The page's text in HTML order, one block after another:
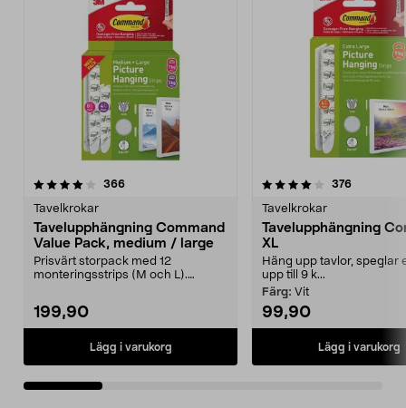
366recensioner
Tavelkrokar
Tavelupphängning Command
Value Pack, medium / large
Prisvärt storpack med 12
monteringsstrips (M och L).
199,90
Lägg i varukorg
4.0 av 5 stjärnor 376
Tavelkrokar
Tavelupphängning
XL
Häng upp tavlor, speglar
upp till 9 k...
Färg: Vit
99,90
Lägg i varukorg
4.0 av 5 stjärnor